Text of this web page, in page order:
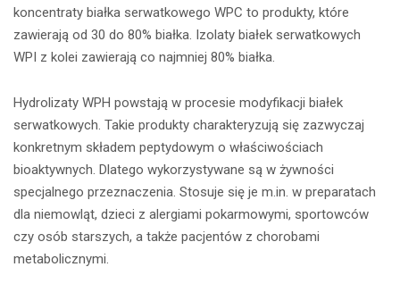
koncentraty białka serwatkowego WPC to produkty, które
zawierają od 30 do 80% białka. Izolaty białek serwatkowych
WPI z kolei zawierają co najmniej 80% białka.
Hydrolizaty WPH powstają w procesie modyfikacji białek
serwatkowych. Takie produkty charakteryzują się zazwyczaj
konkretnym składem peptydowym o właściwościach
bioaktywnych. Dlatego wykorzystywane są w żywności
specjalnego przeznaczenia. Stosuje się je m.in. w preparatach
dla niemowląt, dzieci z alergiami pokarmowymi, sportowców
czy osób starszych, a także pacjentów z chorobami
metabolicznymi.